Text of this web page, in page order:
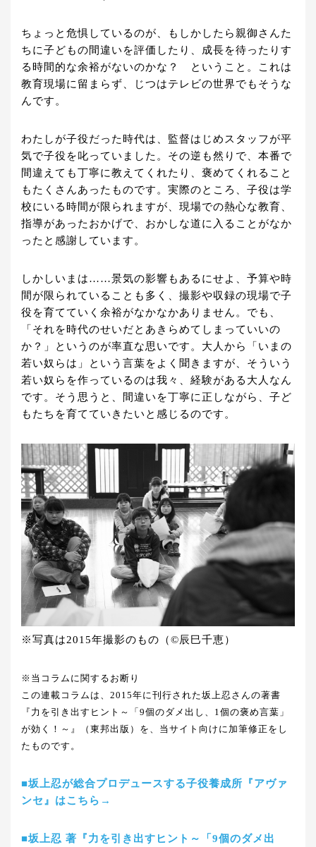
ちょっと危惧しているのが、もしかしたら親御さんた
ちに子どもの間違いを評価したり、成長を待ったりす
る時間的な余裕がないのかな？ ということ。これは
教育現場に留まらず、じつはテレビの世界でもそうな
んです。
わたしが子役だった時代は、監督はじめスタッフが平
気で子役を叱っていました。その逆も然りで、本番で
間違えても丁寧に教えてくれたり、褒めてくれること
もたくさんあったものです。実際のところ、子役は学
校にいる時間が限られますが、現場での熱心な教育、
指導があったおかげで、おかしな道に入ることがなか
ったと感謝しています。
しかしいまは……景気の影響もあるにせよ、予算や時
間が限られていることも多く、撮影や収録の現場で子
役を育てていく余裕がなかなかありません。でも、
「それを時代のせいだとあきらめてしまっていいの
か？」というのが率直な思いです。大人から「いまの
若い奴らは」という言葉をよく聞きますが、そういう
若い奴らを作っているのは我々、経験がある大人なん
です。そう思うと、間違いを丁寧に正しながら、子ど
もたちを育てていきたいと感じるのです。
※写真は2015年撮影のもの（©辰巳千恵）
※当コラムに関するお断り
この連載コラムは、2015年に刊行された坂上忍さんの著書
『力を引き出すヒント～「9個のダメ出し、1個の褒め言葉」
が効く！～』（東邦出版）を、当サイト向けに加筆修正をし
たものです。
■坂上忍が総合プロデュースする子役養成所『アヴァ
ンセ』はこちら→
■坂上忍 著『力を引き出すヒント～「9個のダメ出